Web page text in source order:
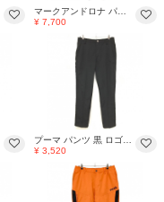
マークアンドロナ パンツ カーキ×黒×白 サイドロゴテープ メンズ 50(XL) ゴルフウェア MARK＆LONA
¥ 7,700
プーマ パンツ 黒 ロゴ刺しゅう メンズ S ゴルフウェア PUMA
¥ 3,520